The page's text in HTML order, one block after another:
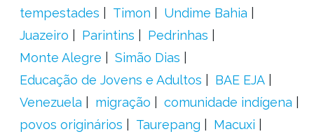
tempestades
Timon
Undime Bahia
Juazeiro
Parintins
Pedrinhas
Monte Alegre
Simão Dias
Educação de Jovens e Adultos
BAE EJA
Venezuela
migração
comunidade indígena
povos originários
Taurepang
Macuxi